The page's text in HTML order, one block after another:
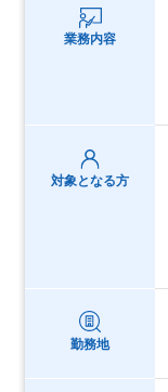
業務内容
対象となる方
勤務地